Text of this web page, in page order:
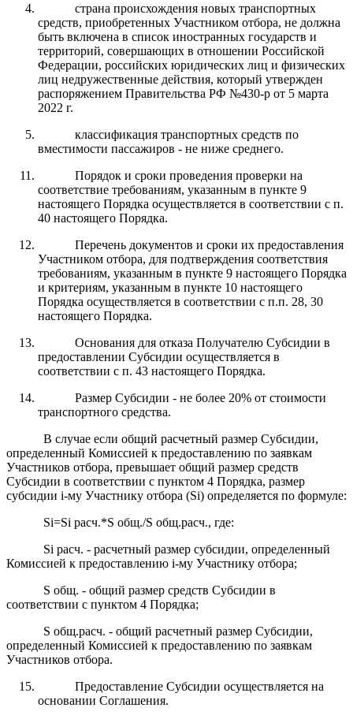
страна происхождения новых транспортных
средств, приобретенных Участником отбора, не должна
быть включена в список иностранных государств и
территорий, совершающих в отношении Российской
Федерации, российских юридических лиц и физических
лиц недружественные действия, который утвержден
распоряжением Правительства РФ №430-р от 5 марта
2022 г.
классификация транспортных средств по
вместимости пассажиров - не ниже среднего.
Порядок и сроки проведения проверки на
соответствие требованиям, указанным в пункте 9
настоящего Порядка осуществляется в соответствии с п.
40 настоящего Порядка.
Перечень документов и сроки их предоставления
Участником отбора, для подтверждения соответствия
требованиям, указанным в пункте 9 настоящего Порядка
и критериям, указанным в пункте 10 настоящего
Порядка осуществляется в соответствии с п.п. 28, 30
настоящего Порядка.
Основания для отказа Получателю Субсидии в
предоставлении Субсидии осуществляется в
соответствии с п. 43 настоящего Порядка.
Размер Субсидии - не более 20% от стоимости
транспортного средства.
В случае если общий расчетный размер Субсидии,
определенный Комиссией к предоставлению по заявкам
Участников отбора, превышает общий размер средств
Субсидии в соответствии с пунктом 4 Порядка, размер
субсидии i-му Участнику отбора (Si) определяется по формуле:
Si=Si расч.*S общ./S общ.расч., где:
Si расч. - расчетный размер субсидии, определенный
Комиссией к предоставлению i-му Участнику отбора;
S общ. - общий размер средств Субсидии в
соответствии с пунктом 4 Порядка;
S общ.расч. - общий расчетный размер Субсидии,
определенный Комиссией к предоставлению по заявкам
Участников отбора.
Предоставление Субсидии осуществляется на
основании Соглашения.